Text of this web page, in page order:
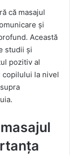
că masajul
și
Această
studii și
pozitiv al
copilului la nivel